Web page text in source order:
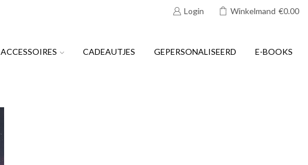
Login Winkelmand €0.00
ACCESSOIRES CADEAUTJES GEPERSONALISEERD E-BOOKS